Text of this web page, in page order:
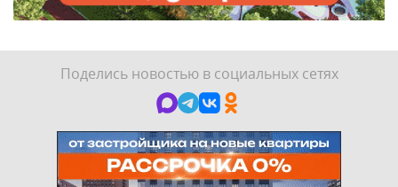
Поделись новостью в социальных сетях